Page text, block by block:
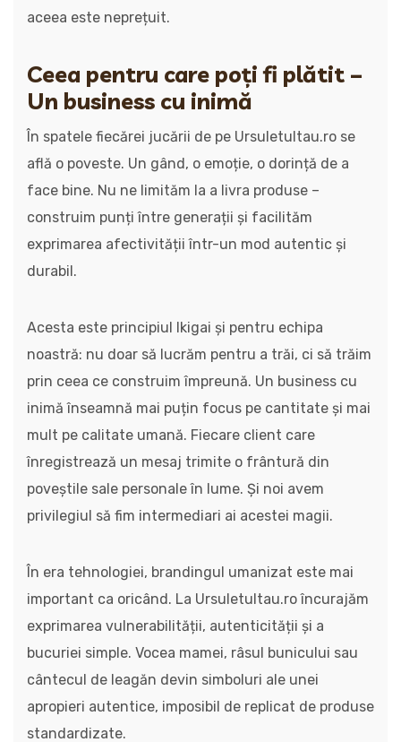
aceea este neprețuit.
Ceea pentru care poți fi plătit –
Un business cu inimă
În spatele fiecărei jucării de pe Ursuletultau.ro se
află o poveste. Un gând, o emoție, o dorință de a
face bine. Nu ne limităm la a livra produse –
construim punți între generații și facilităm
exprimarea afectivității într-un mod autentic și
durabil.
Acesta este principiul Ikigai și pentru echipa
noastră: nu doar să lucrăm pentru a trăi, ci să trăim
prin ceea ce construim împreună. Un business cu
inimă înseamnă mai puțin focus pe cantitate și mai
mult pe calitate umană. Fiecare client care
înregistrează un mesaj trimite o frântură din
poveștile sale personale în lume. Și noi avem
privilegiul să fim intermediari ai acestei magii.
În era tehnologiei, brandingul umanizat este mai
important ca oricând. La Ursuletultau.ro încurajăm
exprimarea vulnerabilității, autenticității și a
bucuriei simple. Vocea mamei, râsul bunicului sau
cântecul de leagăn devin simboluri ale unei
apropieri autentice, imposibil de replicat de produse
standardizate.